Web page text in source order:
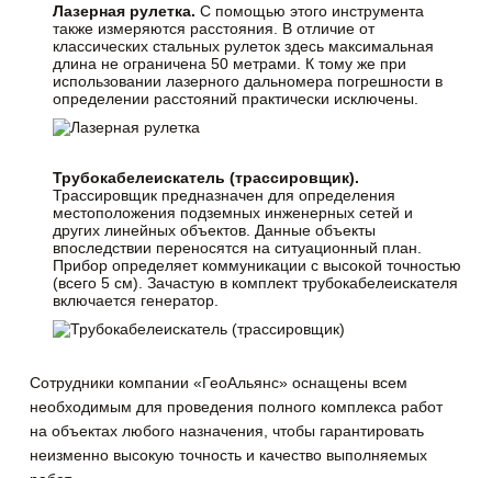
Лазерная рулетка. С помощью этого инструмента
также измеряются расстояния. В отличие от
классических стальных рулеток здесь максимальная
длина не ограничена 50 метрами. К тому же при
использовании лазерного дальномера погрешности в
определении расстояний практически исключены.
Трубокабелеискатель (трассировщик).
Трассировщик предназначен для определения
местоположения подземных инженерных сетей и
других линейных объектов. Данные объекты
впоследствии переносятся на ситуационный план.
Прибор определяет коммуникации с высокой точностью
(всего 5 см). Зачастую в комплект трубокабелеискателя
включается генератор.
Сотрудники компании «ГеоАльянс» оснащены всем
необходимым для проведения полного комплекса работ
на объектах любого назначения, чтобы гарантировать
неизменно высокую точность и качество выполняемых